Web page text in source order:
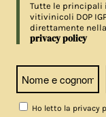
Tutte le principali
vitivinicoli DOP
direttamente
privacy policy
Ho letto la privacy